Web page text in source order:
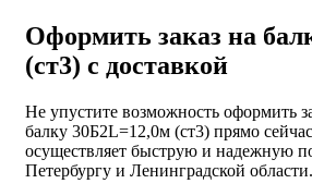
Оформить заказ на
(ст3) с доставкой
Не упустите возможность оформить
балку 30Б2L=12,0м (ст3) прямо
осуществляет быструю и надежную
Петербургу и Ленинградской области.